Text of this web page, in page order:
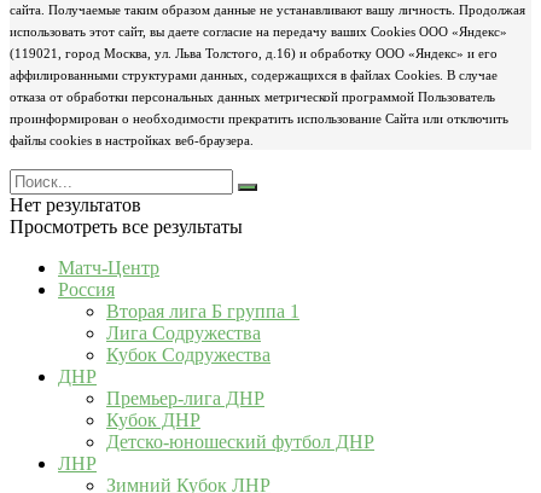
сайта. Получаемые таким образом данные не устанавливают вашу личность. Продолжая
использовать этот сайт, вы даете согласие на передачу ваших Cookies ООО «Яндекс»
(119021, город Москва, ул. Льва Толстого, д.16) и обработку ООО «Яндекс» и его
аффилированными структурами данных, содержащихся в файлах Cookies. В случае
отказа от обработки персональных данных метрической программой Пользователь
проинформирован о необходимости прекратить использование Сайта или отключить
файлы cookies в настройках веб-браузера.
Нет результатов
Просмотреть все результаты
Матч-Центр
Россия
Вторая лига Б группа 1
Лига Содружества
Кубок Содружества
ДНР
Премьер-лига ДНР
Кубок ДНР
Детско-юношеский футбол ДНР
ЛНР
Зимний Кубок ЛНР